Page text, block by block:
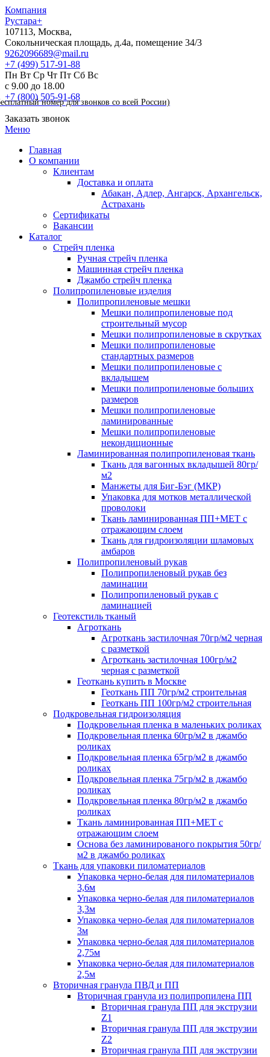
Компания
Рустара+
107113, Москва,
Сокольническая площадь, д.4а, помещение 34/3
9262096689@mail.ru
+7 (499) 517-91-88
Пн Вт Ср Чт Пт Сб Вс
с 9.00 до 18.00
+7 (800)505-91-68
номер для звонков со всей России)
Заказать звонок
Меню
Главная
О компании
Клиентам
Доставка и оплата
Абакан, Адлер, Ангарск, Архангельск,
Астрахань
Сертификаты
Вакансии
Каталог
Стрейч пленка
Ручная стрейч пленка
Машинная стрейч пленка
Джамбо стрейч пленка
Полипропиленовые изделия
Полипропиленовые мешки
Мешки полипропиленовые под
строительный мусор
Мешки полипропиленовые в скрутках
Мешки полипропиленовые
стандартных размеров
Мешки полипропиленовые с
вкладышем
Мешки полипропиленовые больших
размеров
Мешки полипропиленовые
ламинированные
Мешки полипропиленовые
некондиционные
Ламинированная полипропиленовая ткань
Ткань для вагонных вкладышей 80гр/
м2
Манжеты для Биг-Бэг (МКР)
Упаковка для мотков металлической
проволоки
Ткань ламинированная ПП+МЕТ с
отражающим слоем
Ткань для гидроизоляции шламовых
амбаров
Полипропиленовый рукав
Полипропиленовый рукав без
ламинации
Полипропиленовый рукав с
ламинацией
Геотекстиль тканый
Агроткань
Агроткань застилочная 70гр/м2 черная
с разметкой
Агроткань застилочная 100гр/м2
черная с разметкой
Геоткань купить в Москве
Геоткань ПП 70гр/м2 строительная
Геоткань ПП 100гр/м2 строительная
Подкровельная гидроизоляция
Подкровельная пленка в маленьких роликах
Подкровельная пленка 60гр/м2 в джамбо
роликах
Подкровельная пленка 65гр/м2 в джамбо
роликах
Подкровельная пленка 75гр/м2 в джамбо
роликах
Подкровельная пленка 80гр/м2 в джамбо
роликах
Ткань ламинированная ПП+МЕТ с
отражающим слоем
Основа без ламинированого покрытия 50гр/
м2 в джамбо роликах
Ткань для упаковки пиломатериалов
Упаковка черно-белая для пиломатериалов
3,6м
Упаковка черно-белая для пиломатериалов
3,3м
Упаковка черно-белая для пиломатериалов
3м
Упаковка черно-белая для пиломатериалов
2,75м
Упаковка черно-белая для пиломатериалов
2,5м
Вторичная гранула ПВД и ПП
Вторичная гранула из полипропилена ПП
Вторичная гранула ПП для экструзии
Z1
Вторичная гранула ПП для экструзии
Z2
Вторичная гранула ПП для экструзии